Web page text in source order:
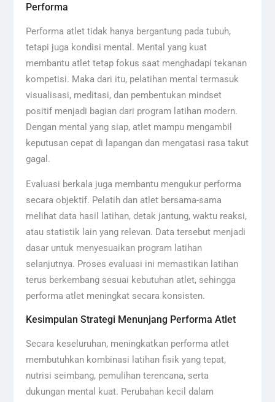
Performa
Performa atlet tidak hanya bergantung pada tubuh,
tetapi juga kondisi mental. Mental yang kuat
membantu atlet tetap fokus saat menghadapi tekanan
kompetisi. Maka dari itu, pelatihan mental termasuk
visualisasi, meditasi, dan pembentukan mindset
positif menjadi bagian dari program latihan modern.
Dengan mental yang siap, atlet mampu mengambil
keputusan cepat di lapangan dan mengatasi rasa takut
gagal.
Evaluasi berkala juga membantu mengukur performa
secara objektif. Pelatih dan atlet bersama-sama
melihat data hasil latihan, detak jantung, waktu reaksi,
atau statistik lain yang relevan. Data tersebut menjadi
dasar untuk menyesuaikan program latihan
selanjutnya. Proses evaluasi ini memastikan latihan
terus berkembang sesuai kebutuhan atlet, sehingga
performa atlet meningkat secara konsisten.
Kesimpulan Strategi Menunjang Performa Atlet
Secara keseluruhan, meningkatkan performa atlet
membutuhkan kombinasi latihan fisik yang tepat,
nutrisi seimbang, pemulihan terencana, serta
dukungan mental kuat. Perubahan kecil dalam